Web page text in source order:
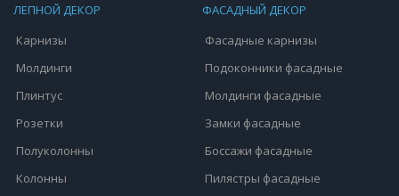
ЛЕПНОЙ ДЕКОР
Карнизы
Молдинги
Плинтус
Розетки
Полуколонны
Колонны
ФАСАДНЫЙ ДЕКОР
Фасадные карнизы
Подоконники фасадные
Молдинги фасадные
Замки фасадные
Боссажи фасадные
Пилястры фасадные